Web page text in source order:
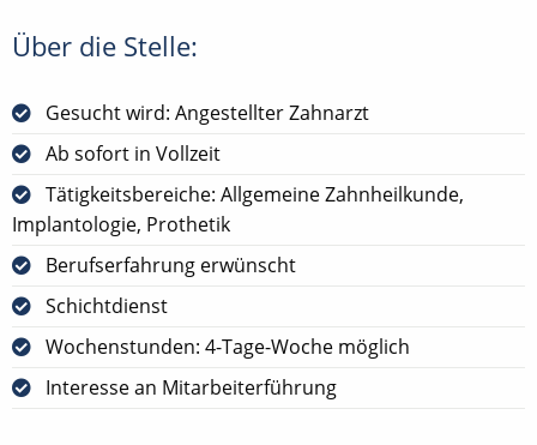
Über die Stelle:
Gesucht wird: Angestellter Zahnarzt
Ab sofort in Vollzeit
Tätigkeitsbereiche: Allgemeine Zahnheilkunde,
Implantologie, Prothetik
Berufserfahrung erwünscht
Schichtdienst
Wochenstunden: 4-Tage-Woche möglich
Interesse an Mitarbeiterführung